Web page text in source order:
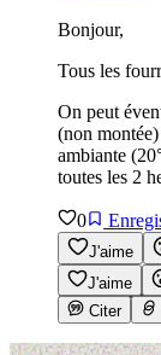
Bonjour,
Tous les
On peut
(non
ambiante
toutes les 2
0
J'aime
J'aime
Citer